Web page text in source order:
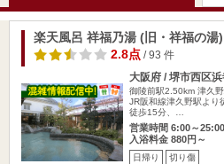
楽天風呂 祥福乃湯 (旧・祥福の湯)
2.8点/ 93 件
大阪府 / 堺市西区
御陵前駅2.50km 津久
JR阪和線津久野駅より
徒歩15分、…
営業時間 6:00～25:00
入浴料金 880円～
日帰り 切り傷